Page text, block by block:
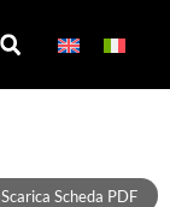
Scarica Scheda PDF